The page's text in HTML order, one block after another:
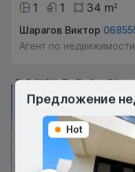
1
1 34 m2
Шарагов Виктор
Агент по недвижимости
Предложение
Hot